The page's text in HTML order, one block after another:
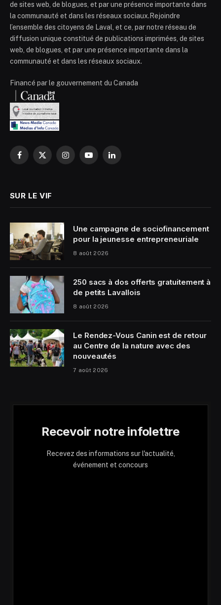
de sites web, de blogues, et par une présence importante dans
la communauté et dans les réseaux sociaux.Rejoindre
l’ensemble des citoyens de Laval, et ce, par notre réseau de
diffusion unique constitué de publications imprimées, de sites
web, de blogues, et par une présence importante dans la
communauté et dans les réseaux sociaux.
Financé par le gouvernement du Canada
Facebook
X
InstagramYouTubeLinkedIn
SUR LE VIF
Une campagne de sociofinancement
pour la jeunesse entrepreneuriale
8 août 2026
250 sacs à dos offerts gratuitement à
de petits Lavallois
8 août 2026
Le Rendez-Vous Canin est de retour
au Centre de la nature avec des
nouveautés
7 août 2026
Recevoir notre infolettre
Recevez des informations sur l'actualité,
événement et concours